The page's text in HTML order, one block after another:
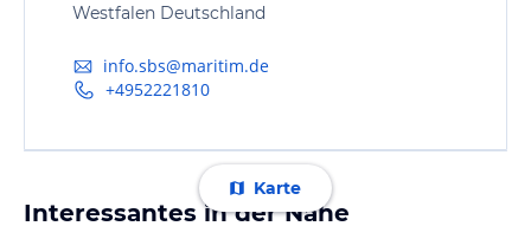
Westfalen Deutschland
info.sbs@maritim.de
+4952221810
Karte
Interessantes in der Nähe